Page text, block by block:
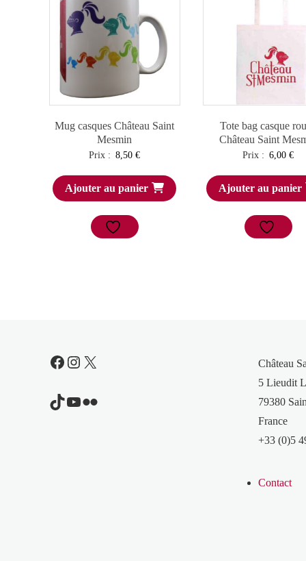
Mug casques Château Saint
Mesmin
Prix : 8,50€
Ajouter au panier
Tote bag casque
Château Saint
Prix : 6,00€
Ajouter au panier
Facebook
Instagram
X
TikTok
YouTube
Flickr
Château
5 Lieudit
79380
France
+33 (0)5
Contact